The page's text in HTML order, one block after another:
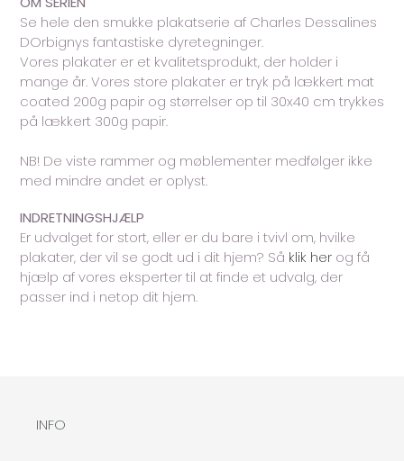
Se hele den smukke plakatserie af Charles Dessalines
DOrbignys fantastiske dyretegninger.
Vores plakater er et kvalitetsprodukt, der holder i
mange år. Vores store plakater er tryk på lækkert mat
coated 200g papir og størrelser op til 30x40 cm trykkes
på lækkert 300g papir.
NB! De viste rammer og møblementer medfølger ikke
med mindre andet er oplyst.
INDRETNINGSHJÆLP
Er udvalget for stort, eller er du bare i tvivl om, hvilke
plakater, der vil se godt ud i dit hjem? Så klik her og få
hjælp af vores eksperter til at finde et udvalg, der
passer ind i netop dit hjem.
INFO